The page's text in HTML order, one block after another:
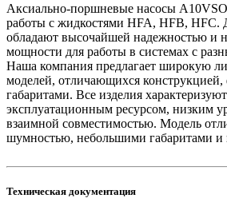
Аксиально-поршневые насосы
работы с жидкостями HFA, HFB, HFC.
обладают высочайшей надежностью и
мощности для работы в системах с
Наша компания предлагает широкую
моделей, отличающихся
габаритами. Все изделия
эксплуатационным ресурсом, низким
взаимной совместимостью. Модель
шумностью, небольшими габаритами
Техническая документация